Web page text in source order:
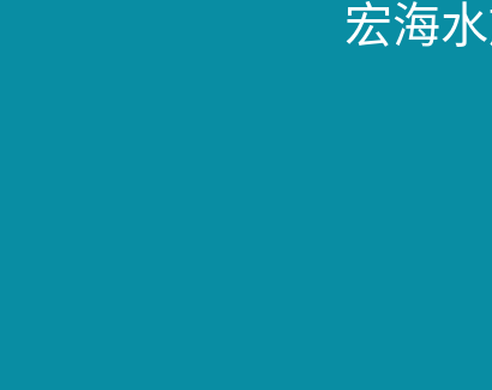
宏海